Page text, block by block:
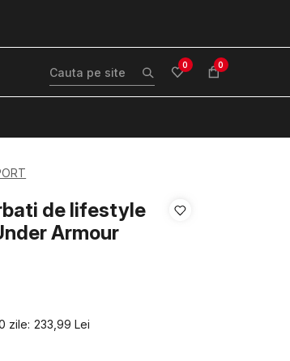
0 0
de lifestyle
Armour
zile: 233,99 Lei